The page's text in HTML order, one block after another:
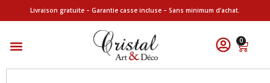
Livraison gratuite – Garantie casse incluse – Sans minimum d’achat.
0